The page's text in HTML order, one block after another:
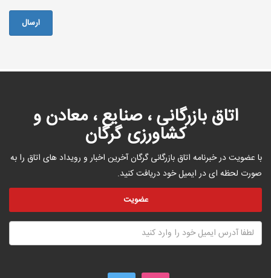
اتاق بازرگانی ، صنایع ، معادن و
کشاورزی گرگان
با عضویت در خبرنامه اتاق بازرگانی گرگان آخرین اخبار و رویداد های اتاق را به
صورت لحظه ای در ایمیل خود دریافت کنید.